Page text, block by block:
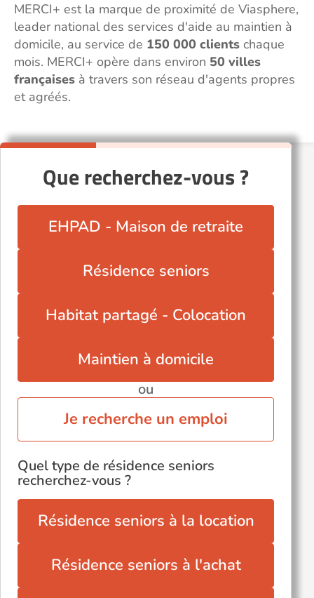
MERCI+ est la marque de proximité de Viasphere,
leader national des services d'aide au maintien à
domicile, au service de 150 000 clients chaque
mois. MERCI+ opère dans environ 50 villes
françaises à travers son réseau d'agents propres
et agréés.
Que recherchez-vous ?
EHPAD - Maison de retraite
Résidence seniors
Habitat partagé - Colocation
Maintien à domicile
ou
Je recherche un emploi
Quel type de résidence seniors
recherchez-vous ?
Résidence seniors à la location
Résidence seniors à l'achat